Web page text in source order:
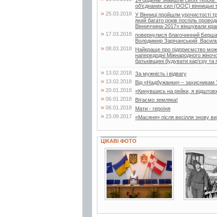
об’єднаних сил (ООС) вінницькі
» 25.03.2018 У Вінниці пройшли урочистості
який багато років поспіль
Вінниччина-2017» віншували
» 17.03.2018 повернулися благочинний
Володимир Зарічанський,
» 08.03.2018
Найкраще про підприємство
напередодні Міжнародного
батьківщині будувати кар’єру
» 13.02.2018 За мужність і відвагу
» 13.02.2018 Від «Надбужанки» – захисникам
» 20.01.2018 «Кинувшись на рейки, я
» 06.01.2018 Вітаємо земляка!
» 06.01.2018 Мати - героїня
» 23.09.2017 «Масяня» після весілля знову
ЦІКАВІ ФОТО
12 фото 2 фото